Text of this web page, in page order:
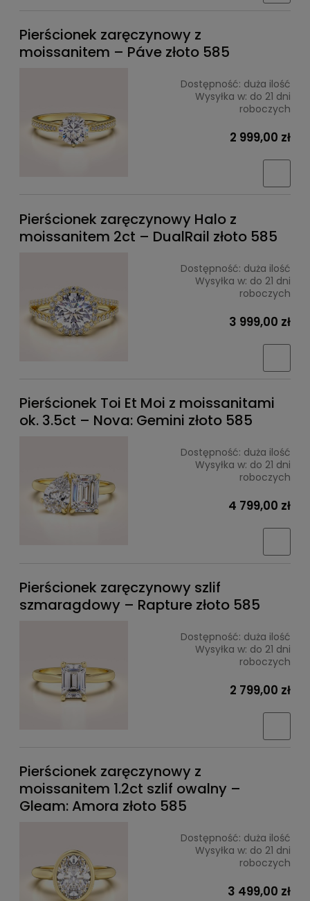
Pierścionek zaręczynowy z
moissanitem – Páve złoto 585
Dostępność: duża ilość
Wysyłka w: do 21 dni
roboczych
2 999,00 zł
Pierścionek zaręczynowy Halo z
moissanitem 2ct – DualRail złoto 585
Dostępność: duża ilość
Wysyłka w: do 21 dni
roboczych
3 999,00 zł
Pierścionek Toi Et Moi z moissanitami
ok. 3.5ct – Nova: Gemini złoto 585
Dostępność: duża ilość
Wysyłka w: do 21 dni
roboczych
4 799,00 zł
Pierścionek zaręczynowy szlif
szmaragdowy – Rapture złoto 585
Dostępność: duża ilość
Wysyłka w: do 21 dni
roboczych
2 799,00 zł
Pierścionek zaręczynowy z
moissanitem 1.2ct szlif owalny –
Gleam: Amora złoto 585
Dostępność: duża ilość
Wysyłka w: do 21 dni
roboczych
3 499,00 zł